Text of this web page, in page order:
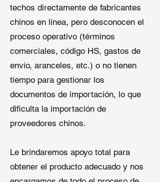
Reforzada
Resistencia Mejorada:
refuerzo de malla de poliéster
mejora significativamente la
resistencia a la tracción, la
resistencia a rasgaduras y el
rendimiento ante el levantamiento
por viento.
Aplicaciones:Zonas de alta
velocidad del viento, techos
frecuente.
Ventaja de Rendimiento:
Durabilidad extendida en
membranas de techado de
EPDM no reforzadas.
4. Forro de estanque de EPDM
(vulcanizado)
Resistencia a perforaciones:
Resiste eficazmente la
penetración de raíces de
plantas y movimientos del
Composición ecológica
segura: Libre de plastificantes
peces y vida acuática.
Aplicaciones:
Estanques de
jardín, elementos acuáticos,
techos directamente de fabricantes
chinos en línea, pero desconocen el
proceso operativo (términos
comerciales, código HS, gastos de
envío, aranceles, etc.) o no tienen
tiempo para gestionar los
documentos de importación, lo que
dificulta la importación de
proveedores chinos.
Le brindaremos apoyo total para
obtener el producto adecuado y nos